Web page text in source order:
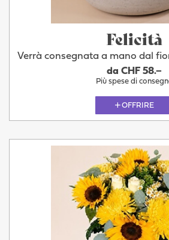
Felicità
Verrà consegnata a mano dal
da CHF 58.–
Più spese di
OFFRIRE